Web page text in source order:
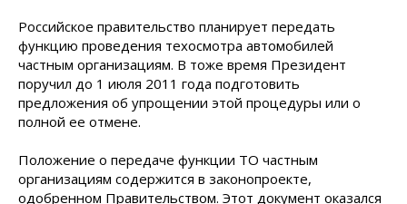
Российское правительство планирует передать
функцию проведения техосмотра автомобилей
частным организациям. В тоже время Президент
поручил до 1 июля 2011 года подготовить
предложения об упрощении этой процедуры или о
полной ее отмене.
Положение о передаче функции ТО частным
организациям содержится в законопроекте,
одобренном Правительством. Этот документ оказался